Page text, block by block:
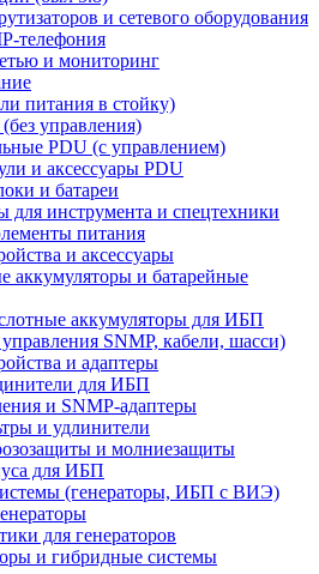
и сетевого оборудования
телефония
и мониторинг
питания в стойку)
управления)
PDU (с управлением)
и аксессуары PDU
и батареи
для инструмента и спецтехники
питания
и аксессуары
аккумуляторы и батарейные
аккумуляторы для ИБП
SNMP, кабели, шасси)
и адаптеры
для ИБП
и SNMP-адаптеры
и удлинители
и молниезащиты
для ИБП
(генераторы, ИБП с ВИЭ)
для генераторов
и гибридные системы